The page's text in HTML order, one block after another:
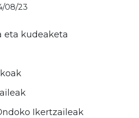
08/23
eta kudeaketa
Ikertzaileak